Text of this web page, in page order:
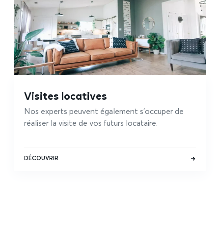
Visites locatives
Nos experts peuvent également s'occuper de
réaliser la visite de vos futurs locataire.
DÉCOUVRIR